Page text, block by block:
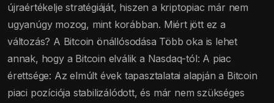
újraértékelje stratégiáját, hiszen a kriptopiac már nem
ugyanúgy mozog, mint korábban. Miért jött ez a
változás? A Bitcoin önállósodása Több oka is lehet
annak, hogy a Bitcoin elválik a Nasdaq-tól: A piac
érettsége: Az elmúlt évek tapasztalatai alapján a Bitcoin
piaci pozíciója stabilizálódott, és már nem szükséges